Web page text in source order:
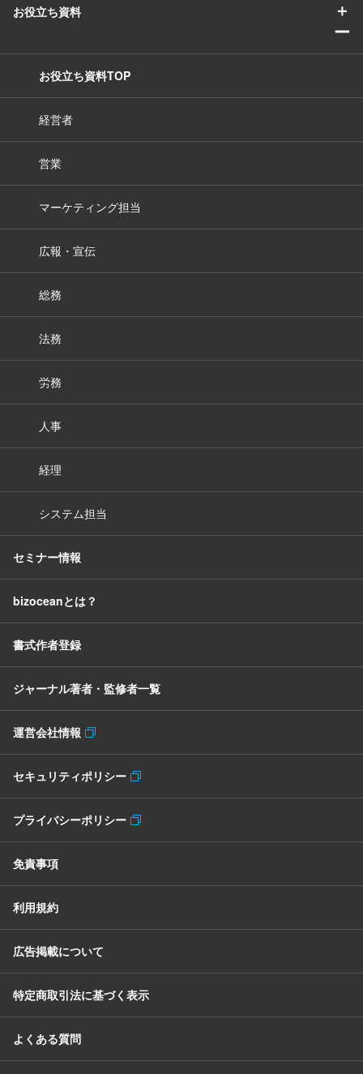
お役立ち資料
＋
ー
お役立ち資料TOP
経営者
営業
マーケティング担当
広報・宣伝
総務
法務
労務
人事
経理
システム担当
セミナー情報
bizoceanとは？
書式作者登録
ジャーナル著者・監修者一覧
運営会社情報
セキュリティポリシー
プライバシーポリシー
免責事項
利用規約
広告掲載について
特定商取引法に基づく表示
よくある質問